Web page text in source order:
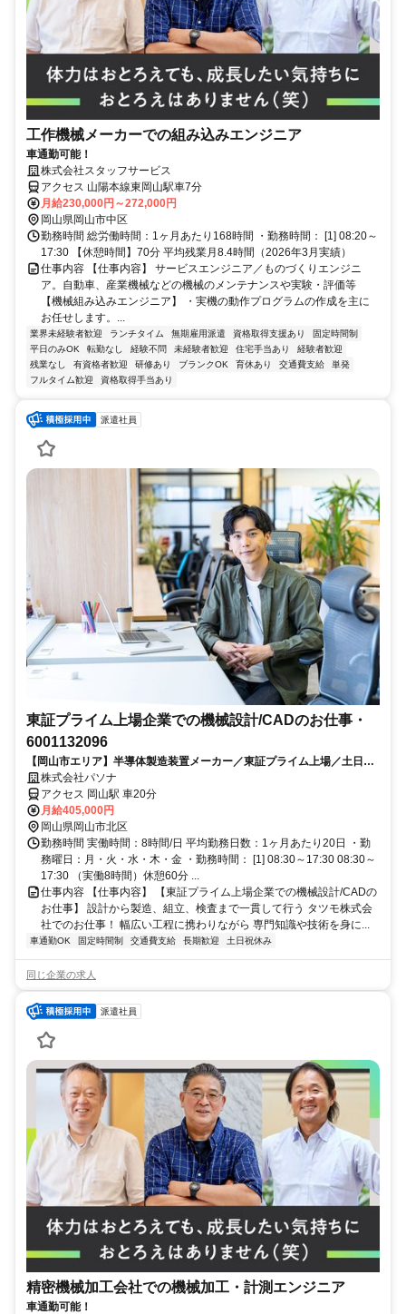
工作機械メーカーでの組み込みエンジニア
車通勤可能！
株式会社スタッフサービス
アクセス 山陽本線東岡山駅車7分
月給230,000円～272,000円
岡山県岡山市中区
勤務時間 総労働時間：1ヶ月あたり168時間 ・勤務時間： [1] 08:20～
17:30 【休憩時間】70分 平均残業月8.4時間（2026年3月実績）
仕事内容 【仕事内容】 サービスエンジニア／ものづくりエンジニ
ア。自動車、産業機械などの機械のメンテナンスや実験・評価等
【機械組み込みエンジニア】 ・実機の動作プログラムの作成を主に
お任せします。...
業界未経験者歓迎 ランチタイム 無期雇用派遣 資格取得支援あり
固定時間制
平日のみOK
転勤なし 経験不問 未経験者歓迎 住宅手当あり
経験者歓迎
残業なし
有資格者歓迎 研修あり ブランクOK 育休あり 交通費支給
単発
フルタイム歓迎
資格取得手当あり
派遣社員
東証プライム上場企業での機械設計/CADのお仕事・
6001132096
【岡山市エリア】半導体製造装置メーカー／東証プライム上場／土日祝
休み／月40万円以上のお仕事です
株式会社パソナ
アクセス 岡山駅 車20分
月給405,000円
岡山県岡山市北区
勤務時間 実働時間：8時間/日 平均勤務日数：1ヶ月あたり20日 ・勤
務曜日：月・火・水・木・金 ・勤務時間： [1] 08:30～17:30 08:30～
17:30 （実働8時間）休憩60分 ...
仕事内容 【仕事内容】 【東証プライム上場企業での機械設計/CADの
お仕事】 設計から製造、組立、検査まで一貫して行う タツモ株式会
社でのお仕事！ 幅広い工程に携わりながら 専門知識や技術を身に...
車通勤OK 固定時間制 交通費支給 長期歓迎 土日祝休み
同じ企業の求人
派遣社員
精密機械加工会社での機械加工・計測エンジニア
車通勤可能！